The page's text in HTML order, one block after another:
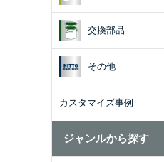
交換部品
その他
カスタマイズ事例
ジャンルから探す